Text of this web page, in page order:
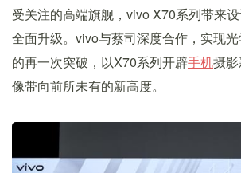
受关注的高端旗舰，vivo X70系列带来
全面升级。vivo与蔡司深度合作，实现
的再一次突破，以X70系列开辟手机摄
像带向前所未有的新高度。